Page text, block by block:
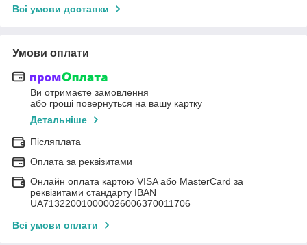
Всі умови доставки
Умови оплати
Ви отримаєте замовлення
або гроші повернуться на вашу картку
Детальніше
Післяплата
Оплата за реквізитами
Онлайн оплата картою VISA або MasterCard за
реквізитами стандарту IBAN
UA713220010000026006370011706
Всі умови оплати